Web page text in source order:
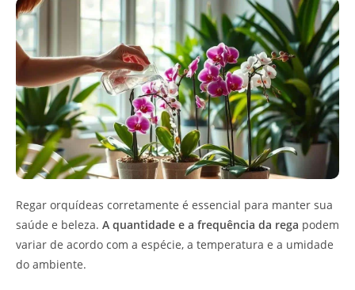
Regar orquídeas corretamente é essencial para manter sua
saúde e beleza. A quantidade e a frequência da rega podem
variar de acordo com a espécie, a temperatura e a umidade
do ambiente.